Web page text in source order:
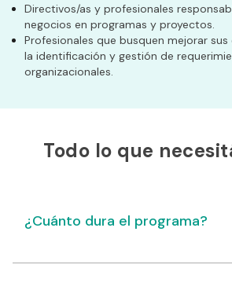
Directivos/as y profesionales
negocios en programas y proyectos.
Profesionales que busquen mejorar
la identificación y gestión de
organizacionales.
Todo lo que
¿Cuánto dura el programa?